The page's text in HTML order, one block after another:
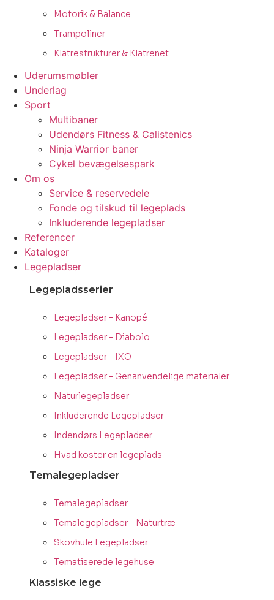
Motorik & Balance
Trampoliner
Klatrestrukturer & Klatrenet
Uderumsmøbler
Underlag
Sport
Multibaner
Udendørs Fitness & Calistenics
Ninja Warrior baner
Cykel bevægelsespark
Om os
Service & reservedele
Fonde og tilskud til legeplads
Inkluderende legepladser
Referencer
Kataloger
Legepladser
Legepladsserier
Legepladser – Kanopé
Legepladser – Diabolo
Legepladser – IXO
Legepladser – Genanvendelige materialer
Naturlegepladser
Inkluderende Legepladser
Indendørs Legepladser
Hvad koster en legeplads
Temalegepladser
Temalegepladser
Temalegepladser - Naturtræ
Skovhule Legepladser
Tematiserede legehuse
Klassiske lege